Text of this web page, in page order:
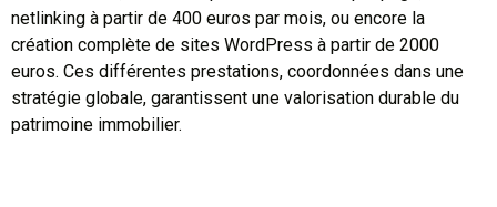
netlinking à partir de 400 euros par mois, ou encore la
création complète de sites WordPress à partir de 2000
euros. Ces différentes prestations, coordonnées dans une
stratégie globale, garantissent une valorisation durable du
patrimoine immobilier.